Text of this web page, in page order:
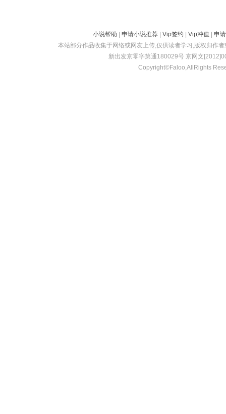
小说帮助 申请小说推荐| Vip签约 Vip冲值
申
本站部分作品收集于网络或网友上传,仅供读者学习,版权归作
新出发京零字第通180029号 京网文
Copyright©Faloo,AllRights